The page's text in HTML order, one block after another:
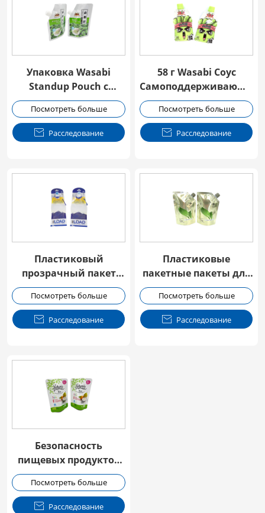
Упаковка Wasabi
Standup Pouch с
пучкой
Посмотреть больше
 Расследование
58 г Wasabi Соус
Самоподдерживающий
насадка Мешок
Посмотреть больше
 Расследование
Пластиковый
прозрачный пакет
для питьевой воды с
ручкой и пучкой
Посмотреть больше
 Расследование
Пластиковые
пакетные пакеты для
моющего средства
Посмотреть больше
 Расследование
Безопасность
пищевых продуктов
Органический
детский продукт
питания Упаковка су
Посмотреть больше
 Расследование